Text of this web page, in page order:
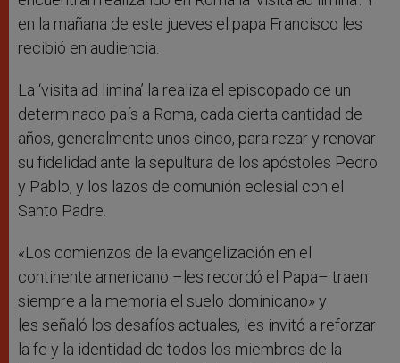
en la mañana de este jueves el papa Francisco les
recibió en audiencia.
La ‘visita ad limina’ la realiza el episcopado de un
determinado país a Roma, cada cierta cantidad de
años, generalmente unos cinco, para rezar y renovar
su fidelidad ante la sepultura de los apóstoles Pedro
y Pablo, y los lazos de comunión eclesial con el
Santo Padre.
«Los comienzos de la evangelización en el
continente americano –les recordó el Papa– traen
siempre a la memoria el suelo dominicano» y
les señaló los desafíos actuales, les invitó a reforzar
la fe y la identidad de todos los miembros de la